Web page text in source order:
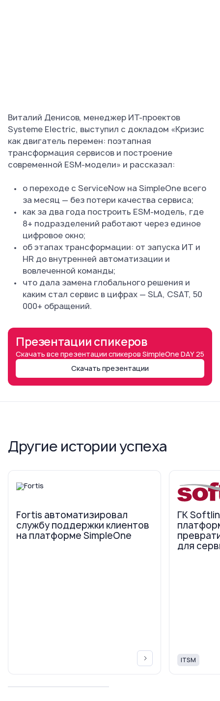
Виталий Денисов, менеджер ИТ-проектов
Systeme Electric, выступил с докладом «Кризис
как двигатель перемен: поэтапная
трансформация сервисов и построение
современной ESM-модели» и рассказал:
о переходе с ServiceNow на SimpleOne всего
за месяц — без потери качества сервиса;
как за два года построить ESM-модель, где
8+ подразделений работают через единое
цифровое окно;
об этапах трансформации: от запуска ИТ и
HR до внутренней автоматизации и
вовлеченной команды;
что дала замена глобального решения и
каким стал сервис в цифрах — SLA, CSAT, 50
000+ обращений.
Презентации спикеров
Скачать все презентации спикеров SimpleOne DAY 25
Скачать презентации
Другие истории успеха
Fortis автоматизировал
службу поддержки клиентов
на платформе SimpleOne
ГК
для
ITSM